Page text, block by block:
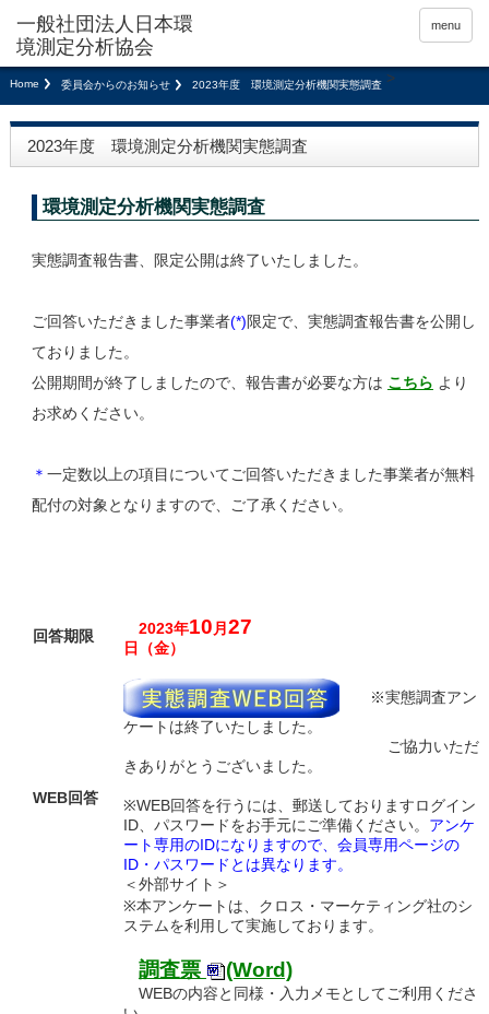
menu
Home 委員会からのお知らせ >
2023年度 環境測定分析機関実態調査
2023年度 環境測定分析機関実態調査
環境測定分析機関実態調査
実態調査報告書、限定公開は終了いたしました。
ご回答いただきました事業者(*)限定で、実態調査報告書を公開し
ておりました。
公開期間が終了しましたので、報告書が必要な方は こちら より
お求めください。
＊ 一定数以上の項目についてご回答いただきました事業者が無料
配付の対象となりますので、ご了承ください。
回答期限 2023年10月 27
日（金）
WEB回答
※実態調査アン
ケートは終了いたしました。
ご協力いただ
きありがとうございました。
※WEB回答を行うには、郵送しておりますログイン
ID、パスワードをお手元にご準備ください。 アンケ
ート専用のIDになりますので、会員専用ページの
ID・パスワードとは異なります。
＜外部サイト＞
※本アンケートは、クロス・マーケティング社のシ
ステムを利用して実施しております。
調査票 (Word)
WEBの内容と同様・入力メモとしてご利用くださ